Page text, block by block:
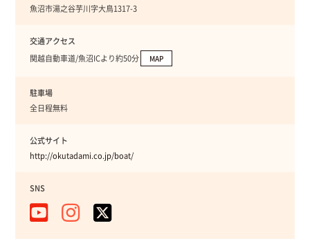
魚沼市湯之谷芋川字大鳥1317-3
交通アクセス
関越自動車道/魚沼ICより約50分
MAP
駐車場
全日程無料
公式サイト
http://okutadami.co.jp/boat/
SNS